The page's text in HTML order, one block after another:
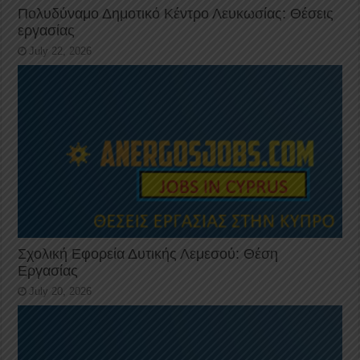
Πολυδύναμο Δημοτικό Κέντρο Λευκωσίας: Θέσεις
εργασίας
July 22, 2026
Σχολική Εφορεία Δυτικής Λεμεσού: Θέση
Εργασίας
July 20, 2026